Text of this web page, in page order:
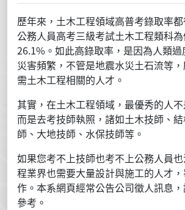
歷年來，土木工程領域高普考錄取率
公務人員高考三級考試土木工程類科
26.1%。如此高錄取率，是因為人類
災害頻繁，不管是地震水災土石流等
需土木工程相關的人才。
其實，在土木工程領域，最優秀的人
而是去考技師執照，諸如土木技師、
師、大地技師、水保技師等。
如果您考不上技師也考不上公務人員
程業界也需要大量設計與施工的人才
作。本系網頁經常公告公司徵人訊息
參考。